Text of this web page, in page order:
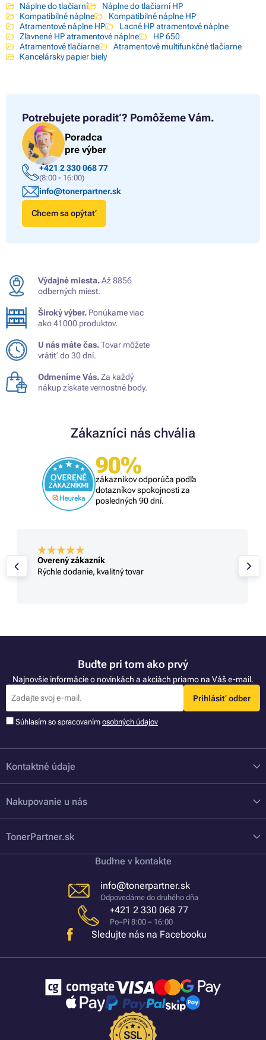
Náplne do tlačiarní
Náplne do tlačiarní HP
Kompatibilné náplne
Kompatibilné náplne HP
Atramentové náplne HP
Lacné HP atramentové náplne
Zľavnené HP atramentové náplne
HP 650
Atramentové tlačiarne
Atramentové multifunkčné tlačiarne
Kancelársky papier biely
Potrebujete poradiť? Pomôžeme Vám.
Poradca
pre výber
+421 2 330 068 77
(8:00 - 16:00)
info@tonerpartner.sk
Chcem sa opýtať
Výdajné miesta.Až 8856
odberných miest.
Široký výber. Ponúkame viac
ako 41000 produktov.
U nás máte čas.Tovar môžete
vrátiť do 30 dní.
Odmeníme Vás.Za každý
nákup získate vernostné body.
Zákazníci nás chvália
90%
zákazníkov odporúča podľa
dotazníkov spokojnosti za
posledných 90 dní.
Overený zákazník
Rýchle dodanie, kvalitný tovar
Buďte pri tom ako prvý
Najnovšie informácie o novinkách a akciách priamo na Váš e-mail.
Prihlásiť odber
Súhlasím so spracovaním osobných údajov
Kontaktné údaje
Nakupovanie u nás
TonerPartner.sk
Buďme v kontakte
info@tonerpartner.sk
Odpovedáme do druhého dňa
+421 2 330 068 77
Po–Pi 8:00 – 16:00
Sledujte nás na Facebooku